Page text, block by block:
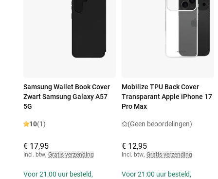
Samsung Wallet Book Cover
Zwart Samsung Galaxy A57
5G
10(1)
€ 17,95
Incl. btw, Gratis verzending
Voor 21:00 uur besteld,
Mobilize TPU Back Cover
Transparant Apple iPhone 17
Pro Max
(Geen beoordelingen)
€ 12,95
Incl. btw, Gratis verzending
Voor 21:00 uur besteld,